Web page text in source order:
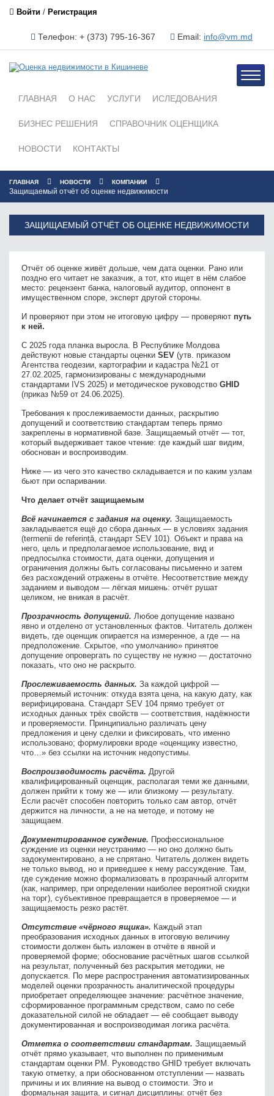
Войти / Регистрация
Телефон: + (373) 795-16-367 Email: info@vm.md
Toggle
ГЛАВНАЯ О НАС УСЛУГИ ИСЛЕДОВАНИЯ
БИЗНЕС РЕШЕНИЯ СПРАВОЧНИК ОЦЕНЩИКА
НОВОСТИ КОНТАКТЫ
ГЛАВНАЯ НОВОСТИ КОМПАНИИ
Защищаемый отчёт об оценке недвижимости
ЗАЩИЩАЕМЫЙ ОТЧЁТ ОБ ОЦЕНКЕ НЕДВИЖИМОСТИ
Отчёт об оценке живёт дольше, чем дата оценки. Рано или
поздно его читает не заказчик, а тот, кто ищет в нём слабое
место: рецензент банка, налоговый аудитор, оппонент в
имущественном споре, эксперт другой стороны.
И проверяют при этом не итоговую цифру — проверяют путь
к ней.
С 2025 года планка выросла. В Республике Молдова
действуют новые стандарты оценки SEV (утв. приказом
Агентства геодезии, картографии и кадастра №21 от
27.02.2025, гармонизированы с международными
стандартами IVS 2025) и методическое руководство GHID
(приказ №59 от 24.06.2025).
Требования к прослеживаемости данных, раскрытию
допущений и соответствию стандартам теперь прямо
закреплены в нормативной базе. Защищаемый отчёт — тот,
который выдерживает такое чтение: где каждый шаг видим,
обоснован и воспроизводим.
Ниже — из чего это качество складывается и по каким узлам
бьют при оспаривании.
Что делает отчёт защищаемым
Всё начинается с задания на оценку. Защищаемость
закладывается ещё до сбора данных — в условиях задания
(termenii de referință, стандарт SEV 101). Объект и права на
него, цель и предполагаемое использование, вид и
предпосылка стоимости, дата оценки, допущения и
ограничения должны быть согласованы письменно и затем
без расхождений отражены в отчёте. Несоответствие между
заданием и выводом — лёгкая мишень: отчёт рушат
целиком, не вникая в расчёт.
Прозрачность допущений. Любое допущение названо
явно и отделено от установленных фактов. Читатель должен
видеть, где оценщик опирается на измеренное, а где — на
предположение. Скрытое, «по умолчанию» принятое
допущение опровергать по существу не нужно — достаточно
показать, что оно не раскрыто.
Прослеживаемость данных. За каждой цифрой —
проверяемый источник: откуда взята цена, на какую дату, как
верифицирована. Стандарт SEV 104 прямо требует от
исходных данных трёх свойств — соответствия, надёжности
и проверяемости. Принципиально различать цену
предложения и цену сделки и фиксировать, что именно
использовано; формулировки вроде «оценщику известно,
что…» без ссылки на источник недопустимы.
Воспроизводимость расчёта. Другой
квалифицированный оценщик, располагая теми же данными,
должен прийти к тому же — или близкому — результату.
Если расчёт способен повторить только сам автор, отчёт
держится на личности, а не на методе, и потому не
защищаем.
Документированное суждение. Профессиональное
суждение из оценки неустранимо — но оно должно быть
задокументировано, а не спрятано. Читатель должен видеть
не только вывод, но и приведшее к нему рассуждение. Там,
где суждение можно формализовать в прозрачный алгоритм
(как, например, при определении наиболее вероятной скидки
на торг), субъективное превращается в проверяемое — и
защищаемость резко растёт.
Отсутствие «чёрного ящика». Каждый этап
преобразования исходных данных в итоговую величину
стоимости должен быть изложен в отчёте в явной и
проверяемой форме; обоснование расчётных шагов ссылкой
на результат, полученный без раскрытия методики, не
допускается. По мере распространения автоматизированных
моделей оценки прозрачность аналитической процедуры
приобретает определяющее значение: расчётное значение,
сформированное программным средством, само по себе
доказательной силой не обладает — её сообщает выводу
документированная и воспроизводимая логика расчёта.
Отметка о соответствии стандартам. Защищаемый
отчёт прямо указывает, что выполнен по применимым
стандартам оценки РМ. Руководство GHID требует включать
такую отметку, а при обоснованном отступлении — назвать
причины и их влияние на вывод о стоимости. Это и
формальная защита, и сигнал дисциплины: отчёт без